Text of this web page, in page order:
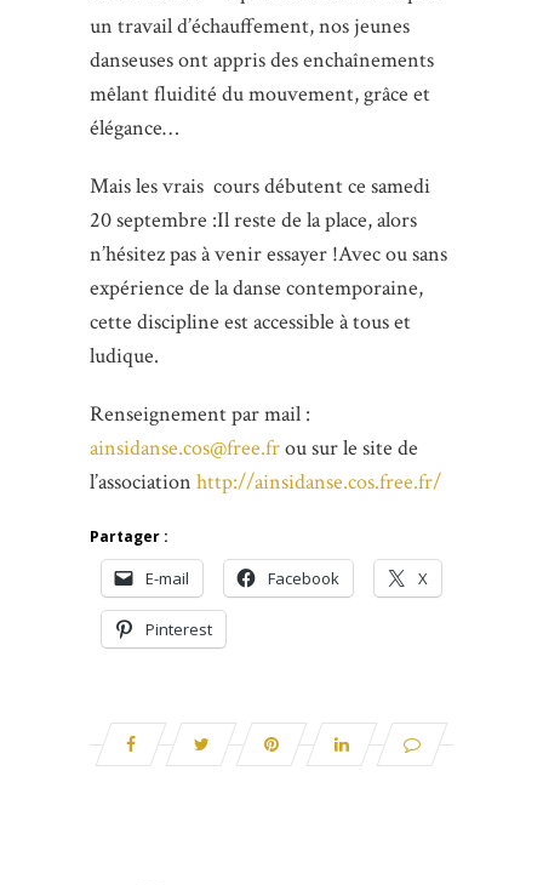
un travail d’échauffement, nos jeunes
danseuses ont appris des enchaînements
mêlant fluidité du mouvement, grâce et
élégance…
Mais les vrais cours débutent ce samedi
20 septembre :Il reste de la place, alors
n’hésitez pas à venir essayer !Avec ou sans
expérience de la danse contemporaine,
cette discipline est accessible à tous et
ludique.
Renseignement par mail :
ainsidanse.cos@free.frou sur le site de
l’association http://ainsidanse.cos.free.fr/
Partager :
E-mail Facebook X
Pinterest